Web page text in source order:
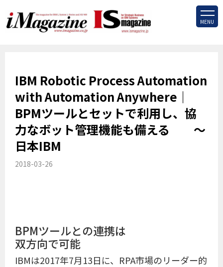
MENU
IBM Robotic Process Automation
with Automation Anywhere｜
BPMツールとセットで利用し、協
力なボット管理機能も備える ～
日本IBM
2018-03-26
BPMツールとの連携は
双方向で可能
IBMは2017年7月13日に、RPA市場のリーダー的